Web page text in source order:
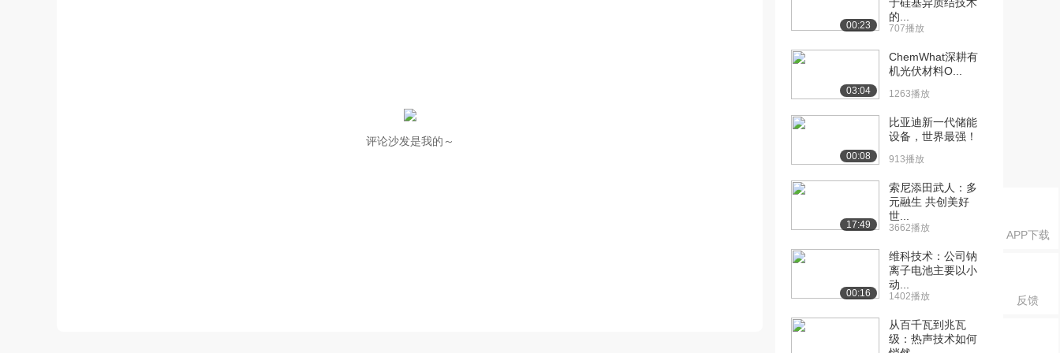
APP下载
反馈
评论沙发是我的～
00:23
的...
707播放
03:04
ChemWhat深耕有
机光伏材料O...
1263播放
00:08
比亚迪新一代储能
设备，世界最强！
913播放
17:49
索尼添田武人：多
元融生 共创美好
世...
3662播放
00:16
维科技术：公司钠
离子电池主要以小
动...
1402播放
从百千瓦到兆瓦
级：热声技术如何